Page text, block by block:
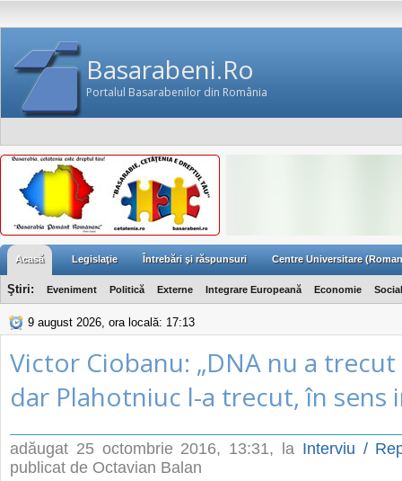
Basarabeni.Ro
Portalul Basarabenilor din România
Acasă Legislaţie Întrebări şi răspunsuri Centre Universitare
Ştiri: Eveniment Politică Externe Integrare Europeană Economie Social
9 august 2026, ora locală: 17:13
Victor Ciobanu: „DNA nu a
dar Plahotniuc l-a trecut, în sens
adăugat 25 octombrie 2016, 13:31, la Interviu /
publicat de Octavian Balan